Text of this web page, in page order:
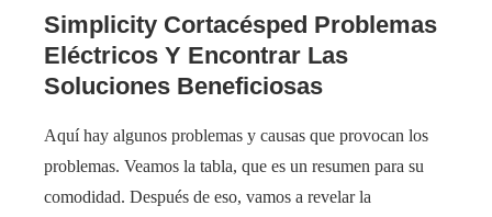
Simplicity Cortacésped Problemas
Eléctricos Y Encontrar Las
Soluciones Beneficiosas
Aquí hay algunos problemas y causas que provocan los
problemas. Veamos la tabla, que es un resumen para su
comodidad. Después de eso, vamos a revelar la